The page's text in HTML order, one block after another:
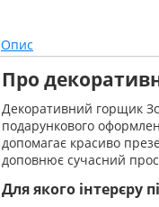
Опис
Про
Декоративний горщик
подарункового
допомагає красиво
доповнює сучасний
Для якого інтерєру